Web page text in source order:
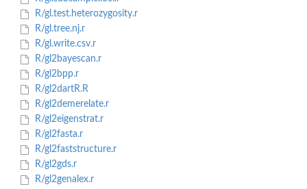
R/gl.test.heterozygosity.r
R/gl.tree.nj.r
R/gl.write.csv.r
R/gl2bayescan.r
R/gl2bpp.r
R/gl2dartR.R
R/gl2demerelate.r
R/gl2eigenstrat.r
R/gl2fasta.r
R/gl2faststructure.r
R/gl2gds.r
R/gl2genalex.r